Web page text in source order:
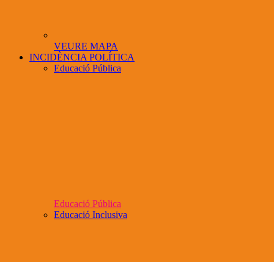
VEURE MAPA
INCIDÈNCIA POLÍTICA
Educació Pública
Educació Pública
Educació Inclusiva